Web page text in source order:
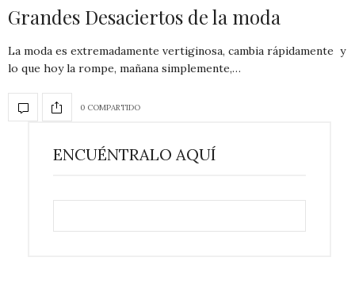
Grandes Desaciertos de la moda
La moda es extremadamente vertiginosa, cambia rápidamente y
lo que hoy la rompe, mañana simplemente,…
0 COMPARTIDO
ENCUÉNTRALO AQUÍ